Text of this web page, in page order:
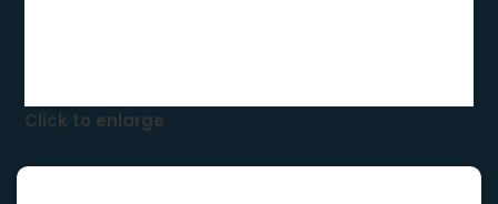
Click to enlarge